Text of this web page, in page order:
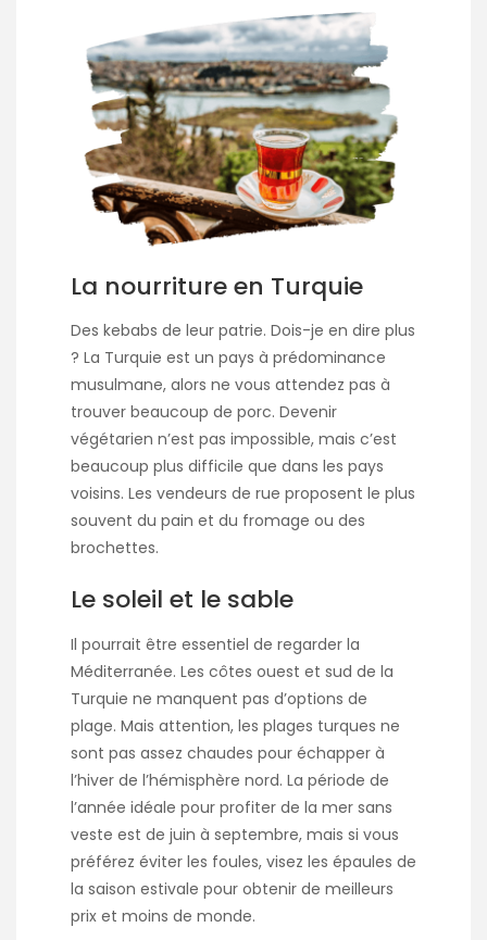
La nourriture en Turquie
Des kebabs de leur patrie. Dois-je en dire plus
? La Turquie est un pays à prédominance
musulmane, alors ne vous attendez pas à
trouver beaucoup de porc. Devenir
végétarien n’est pas impossible, mais c’est
beaucoup plus difficile que dans les pays
voisins. Les vendeurs de rue proposent le plus
souvent du pain et du fromage ou des
brochettes.
Le soleil et le sable
Il pourrait être essentiel de regarder la
Méditerranée. Les côtes ouest et sud de la
Turquie ne manquent pas d’options de
plage. Mais attention, les plages turques ne
sont pas assez chaudes pour échapper à
l’hiver de l’hémisphère nord. La période de
l’année idéale pour profiter de la mer sans
veste est de juin à septembre, mais si vous
préférez éviter les foules, visez les épaules de
la saison estivale pour obtenir de meilleurs
prix et moins de monde.